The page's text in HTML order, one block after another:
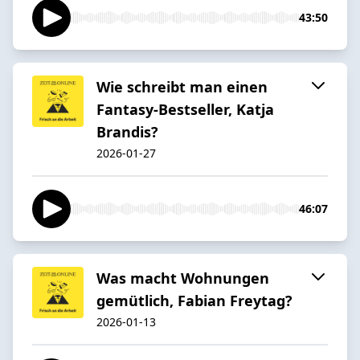
43:50
Wie schreibt man einen
Fantasy-Bestseller, Katja
Brandis?
2026-01-27
46:07
Was macht Wohnungen
gemütlich, Fabian Freytag?
2026-01-13